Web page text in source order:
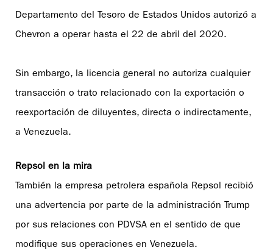
Departamento del Tesoro de Estados Unidos autorizó a
Chevron a operar hasta el 22 de abril del 2020.
Sin embargo, la licencia general no autoriza cualquier
transacción o trato relacionado con la exportación o
reexportación de diluyentes, directa o indirectamente,
a Venezuela.
Repsol en la mira
También la empresa petrolera española Repsol recibió
una advertencia por parte de la administración Trump
por sus relaciones con PDVSA en el sentido de que
modifique sus operaciones en Venezuela.